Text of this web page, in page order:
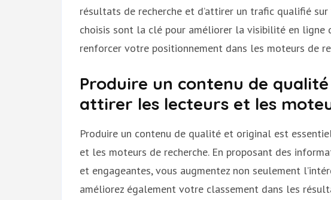
résultats de recherche et d’attirer un trafic qualifié
choisis sont la clé pour améliorer la visibilité en ligne
renforcer votre positionnement dans les moteurs de
Produire un contenu de
attirer les lecteurs et les
Produire un contenu de qualité et original est
et les moteurs de recherche. En proposant des
et engageantes, vous augmentez non seulement
améliorez également votre classement dans les